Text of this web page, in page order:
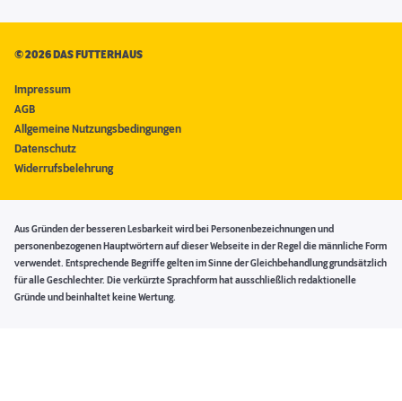
©2026 DAS FUTTERHAUS
Impressum
AGB
Allgemeine Nutzungsbedingungen
Datenschutz
Widerrufsbelehrung
Aus Gründen der besseren Lesbarkeit wird bei Personenbezeichnungen und
personenbezogenen Hauptwörtern auf dieser Webseite in der Regel die männliche Form
verwendet. Entsprechende Begriffe gelten im Sinne der Gleichbehandlung grundsätzlich
für alle Geschlechter. Die verkürzte Sprachform hat ausschließlich redaktionelle
Gründe und beinhaltet keine Wertung.